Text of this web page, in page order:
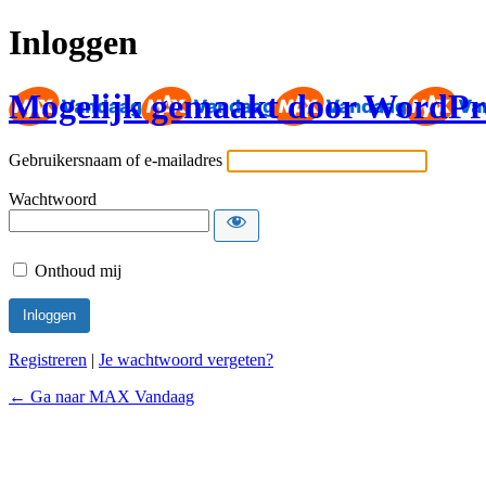
Inloggen
Mogelijk gemaakt door
Gebruikersnaam of e-mailadres
Wachtwoord
Onthoud mij
Registreren | Je wachtwoord vergeten?
← Ga naar MAX Vandaag